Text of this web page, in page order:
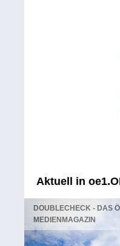
Aktuell in
DOUBLECHECK - DAS
MEDIENMAGAZIN